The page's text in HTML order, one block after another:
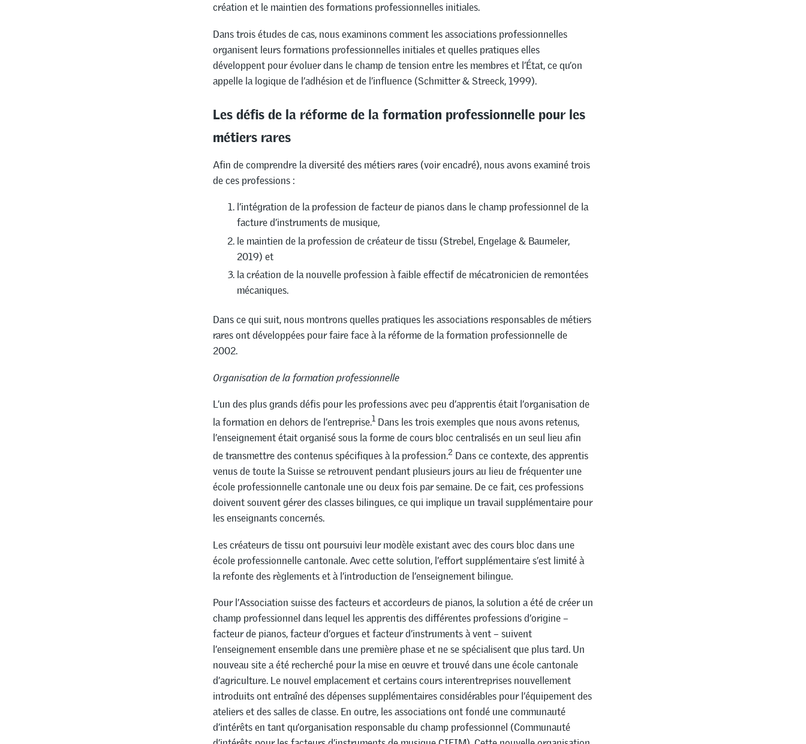
création et le maintien des formations professionnelles initiales.
Dans trois études de cas, nous examinons comment les associations professionnelles
organisent leurs formations professionnelles initiales et quelles pratiques elles
développent pour évoluer dans le champ de tension entre les membres et l’État, ce qu’on
appelle la logique de l’adhésion et de l’influence (Schmitter & Streeck, 1999).
Les défis de la réforme de la formation professionnelle pour les
métiers rares
Afin de comprendre la diversité des métiers rares (voir encadré), nous avons examiné trois
de ces professions :
l’intégration de la profession de facteur de pianos dans le champ professionnel de la
facture d’instruments de musique,
le maintien de la profession de créateur de tissu (Strebel, Engelage & Baumeler,
2019) et
la création de la nouvelle profession à faible effectif de mécatronicien de remontées
mécaniques.
Dans ce qui suit, nous montrons quelles pratiques les associations responsables de métiers
rares ont développées pour faire face à la réforme de la formation professionnelle de
2002.
Organisation de la formation professionnelle
L’un des plus grands défis pour les professions avec peu d’apprentis était l’organisation de
la formation en dehors de l’entreprise.1Dans les trois exemples que nous avons retenus,
l’enseignement était organisé sous la forme de cours bloc centralisés en un seul lieu afin
de transmettre des contenus spécifiques à la profession.2 Dans ce contexte, des apprentis
venus de toute la Suisse se retrouvent pendant plusieurs jours au lieu de fréquenter une
école professionnelle cantonale une ou deux fois par semaine. De ce fait, ces professions
doivent souvent gérer des classes bilingues, ce qui implique un travail supplémentaire pour
les enseignants concernés.
Les créateurs de tissu ont poursuivi leur modèle existant avec des cours bloc dans une
école professionnelle cantonale. Avec cette solution, l’effort supplémentaire s’est limité à
la refonte des règlements et à l’introduction de l’enseignement bilingue.
Pour l’Association suisse des facteurs et accordeurs de pianos, la solution a été de créer un
champ professionnel dans lequel les apprentis des différentes professions d’origine –
facteur de pianos, facteur d’orgues et facteur d’instruments à vent – suivent
l’enseignement ensemble dans une première phase et ne se spécialisent que plus tard. Un
nouveau site a été recherché pour la mise en œuvre et trouvé dans une école cantonale
d’agriculture. Le nouvel emplacement et certains cours interentreprises nouvellement
introduits ont entraîné des dépenses supplémentaires considérables pour l’équipement des
ateliers et des salles de classe. En outre, les associations ont fondé une communauté
d’intérêts en tant qu’organisation responsable du champ professionnel (Communauté